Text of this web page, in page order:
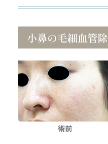
小鼻の毛細血管